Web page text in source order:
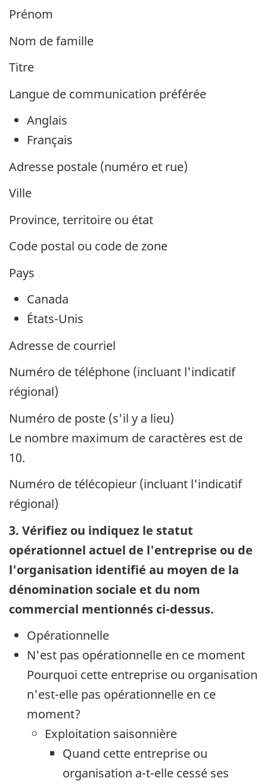
Prénom
Nom de famille
Titre
Langue de communication préférée
Anglais
Français
Adresse postale (numéro et rue)
Ville
Province, territoire ou état
Code postal ou code de zone
Pays
Canada
États-Unis
Adresse de courriel
Numéro de téléphone (incluant l'indicatif
régional)
Numéro de poste (s'il y a lieu)
Le nombre maximum de caractères est de
10.
Numéro de télécopieur (incluant l'indicatif
régional)
3. Vérifiez ou indiquez le statut
opérationnel actuel de l'entreprise ou de
l'organisation identifié au moyen de la
dénomination sociale et du nom
commercial mentionnés ci-dessus.
Opérationnelle
N'est pas opérationnelle en ce moment
Pourquoi cette entreprise ou organisation
n'est-elle pas opérationnelle en ce
moment?
Exploitation saisonnière
Quand cette entreprise ou
organisation a-t-elle cessé ses